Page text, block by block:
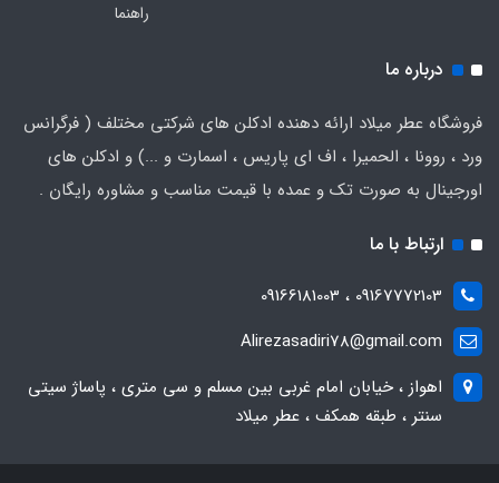
راهنما
درباره ما
فروشگاه عطر میلاد ارائه دهنده ادکلن های شرکتی مختلف ( فرگرانس
ورد ، روونا ، الحمیرا ، اف ای پاریس ، اسمارت و ...) و ادکلن های
اورجینال به صورت تک و عمده با قیمت مناسب و مشاوره رایگان .
ارتباط با ما
09167772103 ، 09166181003
Alirezasadiri78@gmail.com
اهواز ، خیابان امام غربی بین مسلم و سی متری ، پاساژ سیتی
سنتر ، طبقه همکف ، عطر میلاد